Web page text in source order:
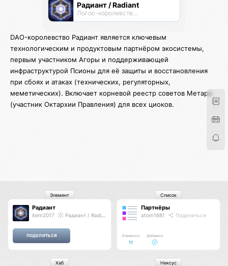
Радиант / Radiant
Логос-королевство циоков
DAO-королевство Радиант является ключевым
технологическим и продуктовым партнёром экосистемы,
первым участником Агоры и поддерживающей
инфраструктурой Псионы для её защиты и восстановления
при сбоях и атаках (технических, регуляторных,
меметических). Включает корневой реестр советов Метара
(участник Октархии Правления) для всех циоков.
Радиант
item2017 Радиант / Radiant
Элемент
Партнёры
atom1681 Поделиться
Элементы
11
Добавить
Список
Хаб Нексус